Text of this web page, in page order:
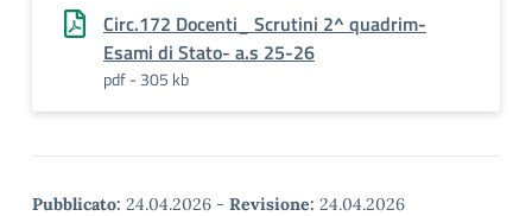
Circ.172 Docenti_ Scrutini 2^ quadrim-
Esami di Stato- a.s 25-26
pdf - 305 kb
Pubblicato: 24.04.2026 - Revisione: 24.04.2026